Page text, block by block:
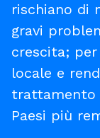
rischiano di
gravi
crescita;
locale e
trattamento
Paesi più